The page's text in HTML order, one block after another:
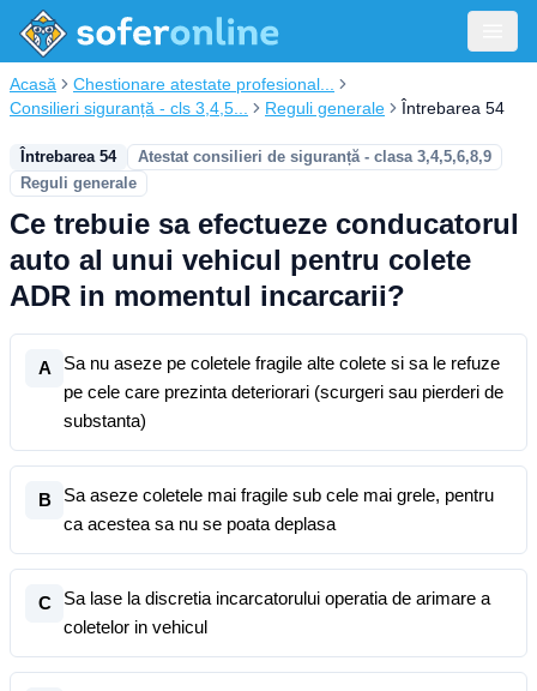
Acasă
Chestionare atestate profesional...
Consilieri siguranță - cls 3,4,5...
Reguli generale Întrebarea 54
Întrebarea 54
Atestat consilieri de siguranță - clasa 3,4,5,6,8,9
Reguli generale
Ce trebuie sa efectueze conducatorul
auto al unui vehicul pentru colete
ADR in momentul incarcarii?
A
Sa nu aseze pe coletele fragile alte colete si sa le refuze
pe cele care prezinta deteriorari (scurgeri sau pierderi de
substanta)
B
Sa aseze coletele mai fragile sub cele mai grele, pentru
ca acestea sa nu se poata deplasa
C
Sa lase la discretia incarcatorului operatia de arimare a
coletelor in vehicul